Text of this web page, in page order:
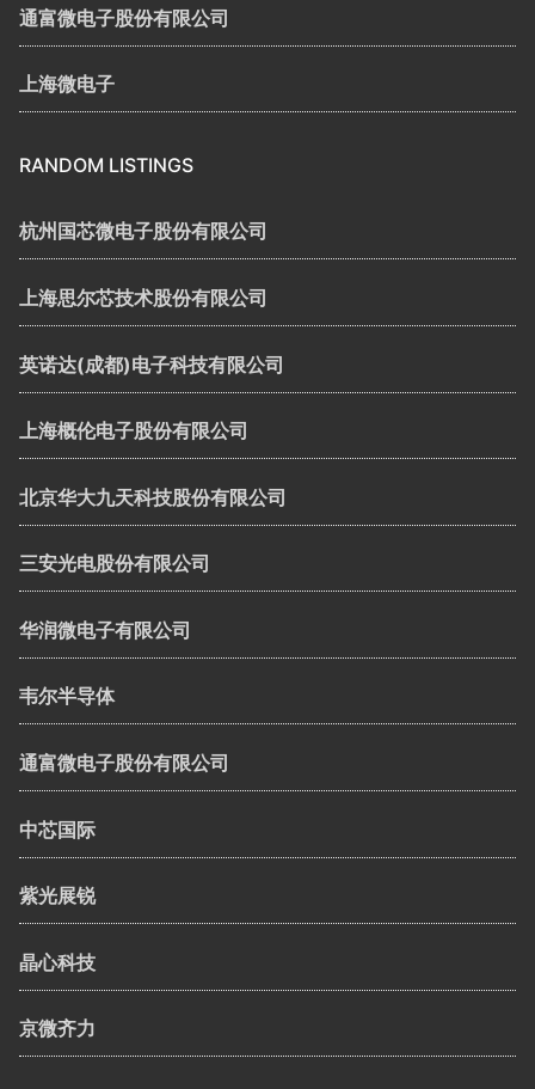
通富微电子股份有限公司
上海微电子
RANDOM LISTINGS
杭州国芯微电子股份有限公司
上海思尔芯技术股份有限公司
英诺达(成都)电子科技有限公司
上海概伦电子股份有限公司
北京华大九天科技股份有限公司
三安光电股份有限公司
华润微电子有限公司
韦尔半导体
通富微电子股份有限公司
中芯国际
紫光展锐
晶心科技
京微齐力